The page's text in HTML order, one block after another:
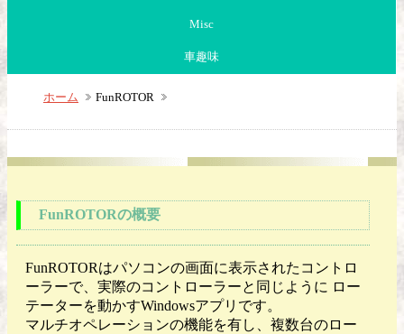
Misc
車趣味
ホーム FunROTOR
FunROTORの概要
FunROTORはパソコンの画面に表示されたコントロ
ーラーで、実際のコントローラーと同じように ロー
テーターを動かすWindowsアプリです。
マルチオペレーションの機能を有し、複数台のロー